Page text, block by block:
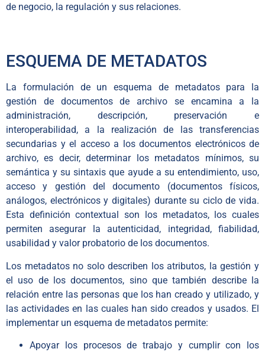
de negocio, la regulación y sus relaciones.
ESQUEMA DE METADATOS
La formulación de un esquema de metadatos para la
gestión de documentos de archivo se encamina a la
administración, descripción, preservación e
interoperabilidad, a la realización de las transferencias
secundarias y el acceso a los documentos electrónicos de
archivo, es decir, determinar los metadatos mínimos, su
semántica y su sintaxis que ayude a su entendimiento, uso,
acceso y gestión del documento (documentos físicos,
análogos, electrónicos y digitales) durante su ciclo de vida.
Esta definición contextual son los metadatos, los cuales
permiten asegurar la autenticidad, integridad, fiabilidad,
usabilidad y valor probatorio de los documentos.
Los metadatos no solo describen los atributos, la gestión y
el uso de los documentos, sino que también describe la
relación entre las personas que los han creado y utilizado, y
las actividades en las cuales han sido creados y usados. El
implementar un esquema de metadatos permite:
Apoyar los procesos de trabajo y cumplir con los